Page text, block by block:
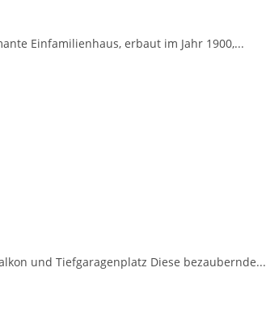
Einfamilienhaus, erbaut im Jahr 1900,...
und Tiefgaragenplatz Diese bezaubernde...